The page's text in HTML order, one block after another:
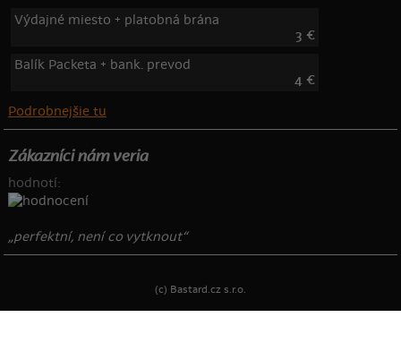
Výdajné miesto + platobná brána
3 €
Balík Packeta + bank. prevod
4 €
Podrobnejšie tu
Zákazníci nám veria
hodnotí:
„perfektní, není co vytknout“
(c) Bastard.cz s.r.o.